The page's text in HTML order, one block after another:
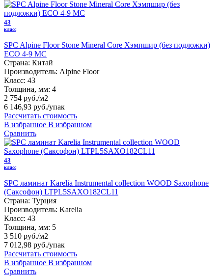
43
класс
SPC Alpine Floor Stone Mineral Core Хэмпшир (без подложки)
ECO 4-9 MC
Страна: Китай
Производитель: Alpine Floor
Класс: 43
Толщина, мм: 4
2 754 руб./м2
6 146,93 руб./упак
Рассчитать стоимость
В избранное В избранном
Сравнить
43
класс
SPC ламинат Karelia Instrumental collection WOOD Saxophone
(Саксофон) LTPL5SAXO182CL11
Страна: Турция
Производитель: Karelia
Класс: 43
Толщина, мм: 5
3 510 руб./м2
7 012,98 руб./упак
Рассчитать стоимость
В избранное В избранном
Сравнить